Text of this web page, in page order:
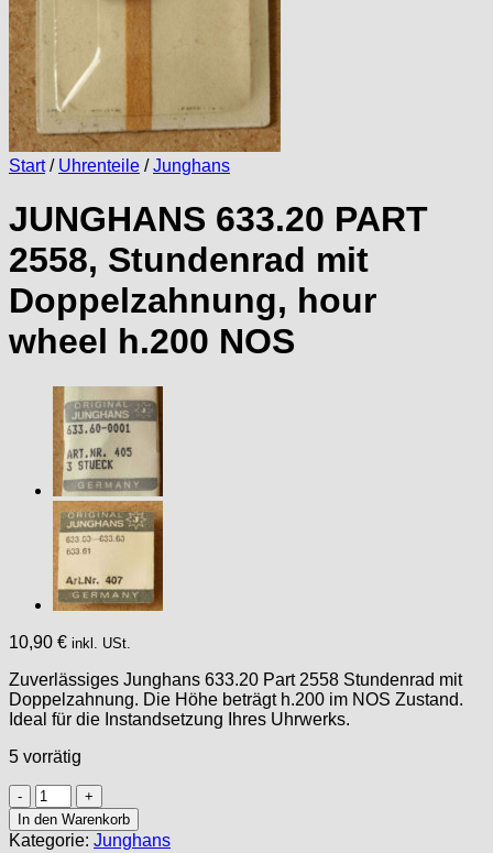
Start / Uhrenteile / Junghans
JUNGHANS 633.20 PART
2558, Stundenrad mit
Doppelzahnung, hour
wheel h.200 NOS
10,90 € inkl. USt.
Zuverlässiges Junghans 633.20 Part 2558 Stundenrad mit
Doppelzahnung. Die Höhe beträgt h.200 im NOS Zustand.
Ideal für die Instandsetzung Ihres Uhrwerks.
5 vorrätig
JUNGHANS
633.20
PART
In den Warenkorb
Kategorie: Junghans